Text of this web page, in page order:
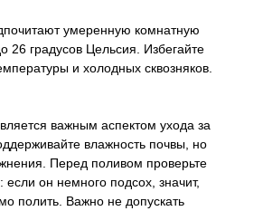
умеренную комнатную
26 градусов Цельсия. Избегайте
и холодных сквозняков.
важным аспектом ухода за
влажность почвы, но
Перед поливом проверьте
если он немного подсох, значит,
полить. Важно не допускать